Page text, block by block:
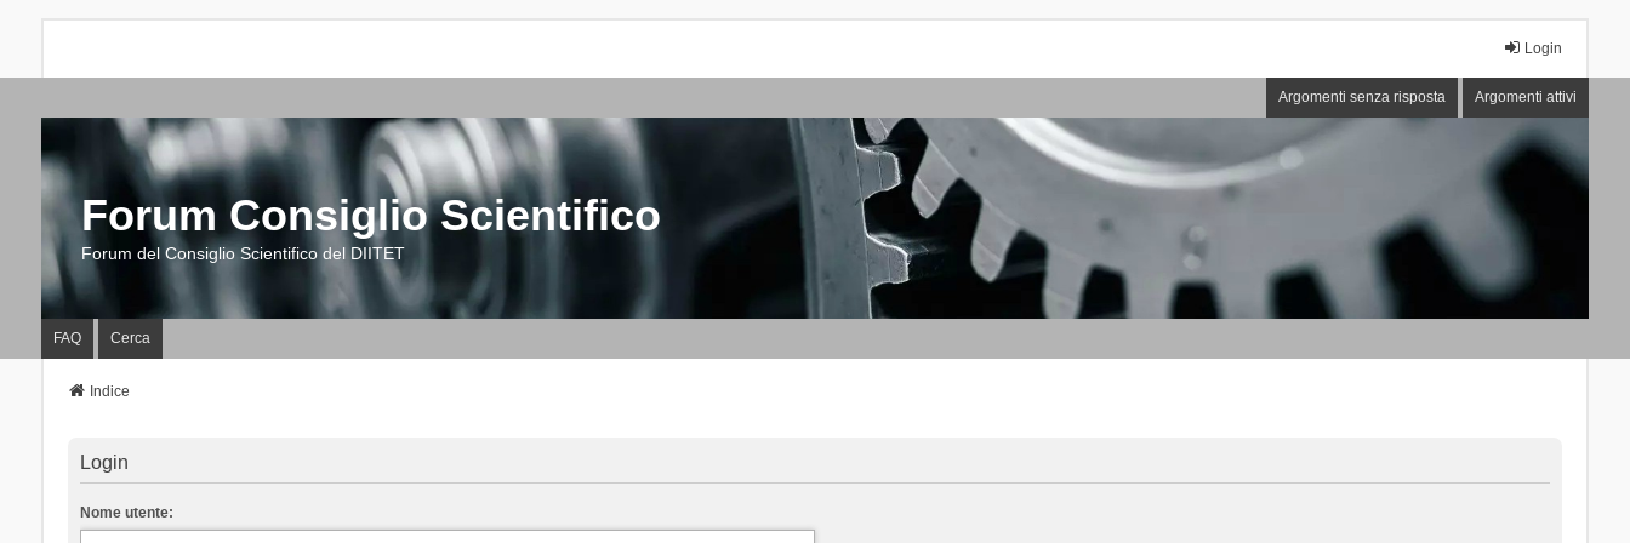
Login
Argomenti senza risposta Argomenti attivi
Forum Consiglio Scientifico
Forum del Consiglio Scientifico del DIITET
FAQ Cerca
Indice
Login
Nome utente: